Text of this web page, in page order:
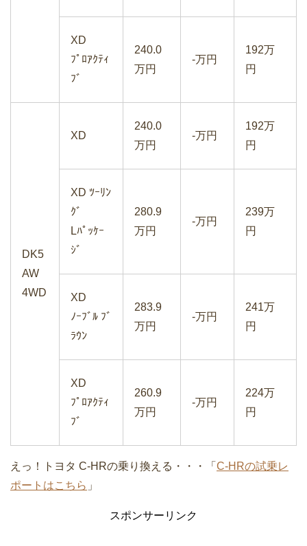
マツダCX-5の中古車相場｜買取価格と
XD
ﾌﾟﾛｱｸﾃｨ
ﾌﾞ
240.0
万円
-万円
192万
円
DK5
AW
4WD
XD
240.0
万円
-万円
192万
円
XD ﾂｰﾘﾝ
ｸﾞ
Lﾊﾟｯｹｰ
ｼﾞ
280.9
万円
-万円
239万
円
XD
ﾉｰﾌﾞﾙ ﾌﾞ
ﾗｳﾝ
283.9
万円
-万円
241万
円
XD
ﾌﾟﾛｱｸﾃｨ
ﾌﾞ
260.9
万円
-万円
224万
円
えっ！トヨタ C-HRの乗り換える・・・「 C-HRの試乗レ
ポートはこちら 」
スポンサーリンク